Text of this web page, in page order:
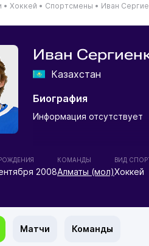
• Хоккей • Спортсмены • Иван
Иван
Казахстан
Биография
Информация отсутствует
2008
КОМАНДЫ
Алматы (мол)
ВИД
Хоккей
Матчи Команды